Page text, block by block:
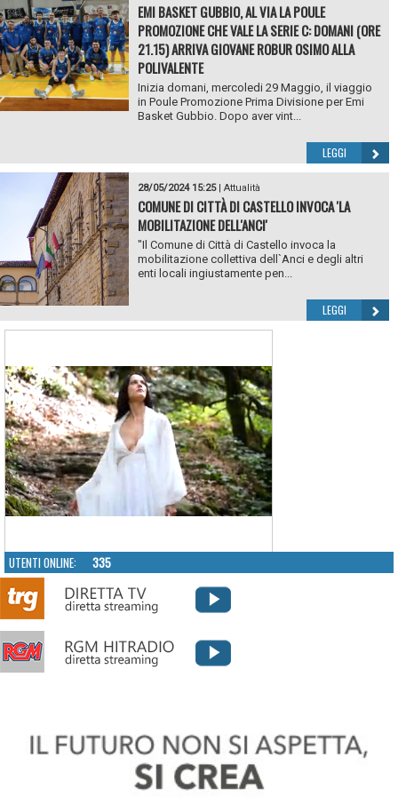
EMI BASKET GUBBIO, AL VIA LA POULE
PROMOZIONE CHE VALE LA SERIE C: DOMANI (ORE
21.15) ARRIVA GIOVANE ROBUR OSIMO ALLA
POLIVALENTE
Inizia domani, mercoledi 29 Maggio, il viaggio
in Poule Promozione Prima Divisione per Emi
Basket Gubbio. Dopo aver vint...
LEGGI
28/05/2024 15:25| Attualità
COMUNE DI CITTÀ DI CASTELLO INVOCA 'LA
MOBILITAZIONE DELL'ANCI'
"Il Comune di Città di Castello invoca la
mobilitazione collettiva dell`Anci e degli altri
enti locali ingiustamente pen...
LEGGI
UTENTI ONLINE: 335